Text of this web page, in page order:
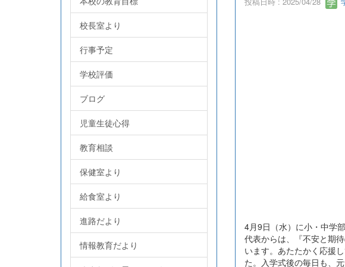
4月9日（水）に小・中学
代表からは、『不安と期
います。あたたかく応援
た。入学式後の毎日も、
校長室より
行事予定
学校評価
ブログ
児童生徒心得
教育相談
保健室より
給食室より
進路だより
情報教育だより